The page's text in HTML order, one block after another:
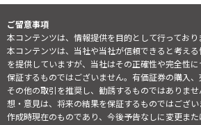
ご留意事項
本コンテンツは、情報提供を目的として行っており
本コンテンツは、当社や当社が信頼できると考え
を提供していますが、当社はその正確性や完全性
保証するものではございません。有価証券の購入、
その他の取引を推奨し、勧誘するものではありま
想・意見は、将来の結果を保証するものではござ
作成時現在のものであり、今後予告なしに変更ま